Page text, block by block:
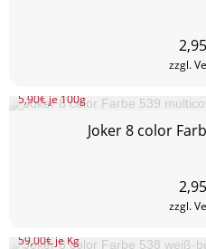
zzgl.
2,95
5,90€ je 100g
Joker 8 color
zzgl.
2,95
59,00€ je Kg